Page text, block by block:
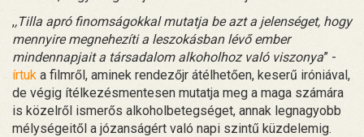
,,Tilla apró finomságokkal mutatja be azt a jelenséget, hogy
mennyire megnehezíti a leszokásban lévő ember
mindennapjait a társadalom alkoholhoz való viszonya” -
írtuk a filmről, aminek rendezőjr átélhetően, keserű iróniával,
de végig ítélkezésmentesen mutatja meg a maga számára
is közelről ismerős alkoholbetegséget, annak legnagyobb
mélységeitől a józanságért való napi szintű küzdelemig.